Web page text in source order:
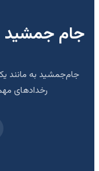
جام جمشید
جام‌جمشید به مانند
رخدادهای